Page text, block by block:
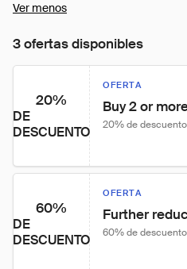
Ver menos
3 ofertas disponibles
20%
DE
DESCUENTO
OFERTA
Buy 2 or
20% de descuento
60%
DE
DESCUENTO
OFERTA
Further
60% de descuento